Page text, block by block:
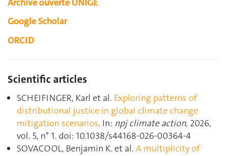
Archive ouverte UNIGE
Google Scholar
ORCID
Scientific articles
SCHEIFINGER, Karl et al. Exploring patterns of
distributional justice in global climate change
mitigation scenarios. In: npj climate action, 2026,
vol. 5, n° 1. doi: 10.1038/s44168-026-00364-4
SOVACOOL, Benjamin K. et al. A multiplicity of